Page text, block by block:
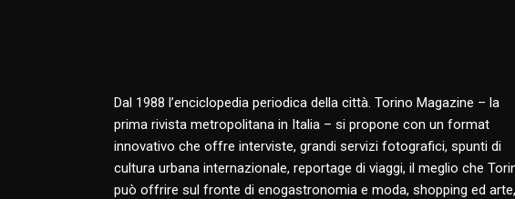
Dal 1988 l’enciclopedia periodica della città. Torino Magazine – la
prima rivista metropolitana in Italia – si propone con un format
innovativo che offre interviste, grandi servizi fotografici, spunti di
cultura urbana internazionale, reportage di viaggi, il meglio che
può offrire sul fronte di enogastronomia e moda, shopping ed arte,